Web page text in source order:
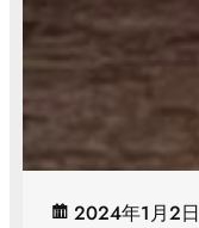
2024年1月2日